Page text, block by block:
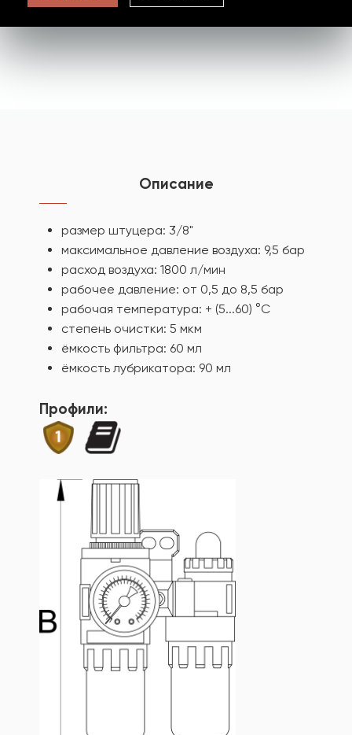
Описание
размер штуцера: 3/8"
максимальное давление воздуха: 9,5 бар
расход воздуха: 1800 л/мин
рабочее давление: от 0,5 до 8,5 бар
рабочая температура: + (5...60) °C
степень очистки: 5 мкм
ёмкость фильтра: 60 мл
ёмкость лубрикатора: 90 мл
Профили: